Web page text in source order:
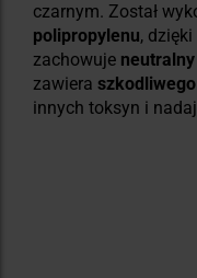
czarnym. Został
polipropylenu,
zachowuje
zawiera
innych toksyn i